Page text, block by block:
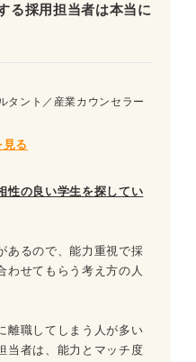
る採用担当者は本当に
タント／産業カウンセラー
る
性の良い学生を探してい
あるので、能力重視で採
わせてもらう考え方の人
離職してしまう人が多い
当者は、能力とマッチ度